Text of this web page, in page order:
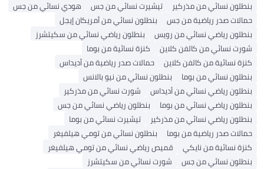
نسائي من مذركير
تيشيرت نسائي من جس
هودي نسائي من جس
صدر رياضية من جس
بنطلون نسائي من أمريكان إيجل
رياضي نسائي من رويس
بنطلون رياضي نسائي من سكيتشرز
نسائي من كالفن كلاين
كنزة نسائية من بوما
نسائية من كالفن كلاين
حمالات صدر رياضية من أديداس
نسائي من بوما
بنطلون نسائي من نيو بالانس
رياضي نسائي من أديداس
شورت نسائي من مذركير
رياضي نسائي من بوما
بنطلون رياضي نسائي من جس
رياضي نسائي من مذركير
تيشيرت نسائي من بوما
صدر رياضية من بوما
بنطلون نسائي من تومي هيلفيغر
نسائية من نايكي
قميص رياضي نسائي من تومي هيلفيغر
نسائي من جس
شورت نسائي من سكيتشرز